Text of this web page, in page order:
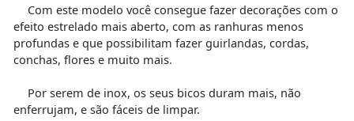
Com este modelo você consegue fazer decorações com o
efeito estrelado mais aberto, com as ranhuras menos
profundas e que possibilitam fazer guirlandas, cordas,
conchas, flores e muito mais.
Por serem de inox, os seus bicos duram mais, não
enferrujam, e são fáceis de limpar.